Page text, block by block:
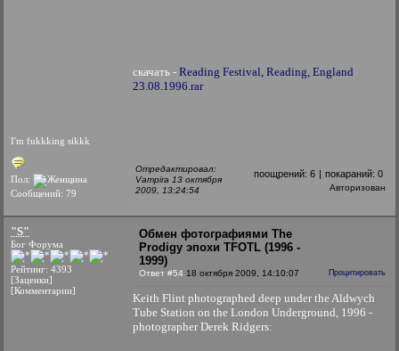
I'm fukkking sikkk
Пол:
Сообщений: 79
скачать - Reading Festival, Reading, England
23.08.1996.rar
Отредактировал:
Vampira 13 октября
2009, 13:24:54
поощрений: 6 | покараний: 0
Авторизован
"S"
Бог Форума
Рейтинг: 4393
[Заценки]
[Комментарии]
Обмен фотографиями The
Prodigy эпохи TFOTL (1996 -
1999)
Ответ #54 18 октября 2009, 14:10:07 Процитировать
Keith Flint photographed deep under the Aldwych
Tube Station on the London Underground, 1996 -
photographer Derek Ridgers: